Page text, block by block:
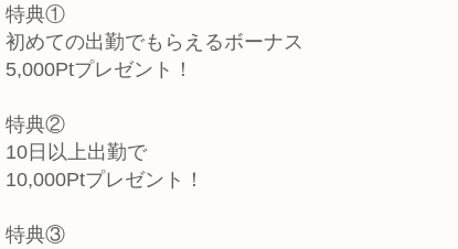
特典①
初めての出勤でもらえるボーナス
5,000Ptプレゼント！
特典②
10日以上出勤で
10,000Ptプレゼント！
特典③